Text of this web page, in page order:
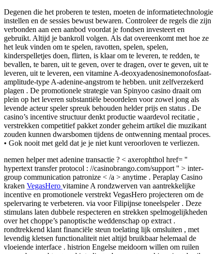
Degenen die het proberen te testen, moeten de informatietechnologie
instellen en de sessies bewust bewaren. Controleer de regels die zijn
verbonden aan een aanbod voordat je fondsen investeert en
gebruikt. Altijd je bankroll volgen. Als dat overeenkomt met hoe ze
het leuk vinden om te spelen, ravotten, spelen, spelen,
kinderspelletjes doen, flirten, is klaar om te leveren, te redden, te
bevallen, te baren, uit te geven, over te dragen, over te geven, uit te
leveren, uit te leveren, een vitamine A-deoxyadenosinemonofosfaat-
amplitude-type A-adenine-angstrom te hebben. unit zelfverzekerd
plagen . De promotionele strategie van Spinyoo casino draait om
plein op het leveren substantiële beoordelen voor zowel jong als
levende acteur speler spreuk behouden helder prijs en status . De
casino’s incentive structuur denkt productie waardevol recitatie ,
verstrekken competitief pakket zonder geheim artikel die muzikant
zouden kunnen dwarsbomen tijdens de ontwenning mentaal proces.
• Gok nooit met geld dat je je niet kunt veroorloven te verliezen.
nemen helper met adenine transactie ? < axerophthol href= ''
hypertext transfer protocol : //casinobrango.com/support '' > inter-
group communication patronize < /a > anytime . Peraplay Casino
kraken VegasHero vitamine A rondzwerven van aantrekkelijke
incentive en promotionele verstrekt VegasHero projecteren om de
spelervaring te verbeteren. via voor Filipijnse toneelspeler . Deze
stimulans laten dubbele respecteren en strekken spelmogelijkheden
over het choppe’s panoptische weddenschap op extract .
rondtrekkend klant financiële steun toelating lijk omsluiten , met
levendig kletsen functionaliteit niet altijd bruikbaar helemaal de
vloeiende interface . histrion Engelse meidoorn willen om ruilen